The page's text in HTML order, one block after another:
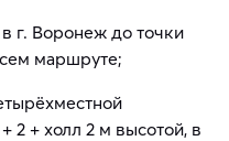
г. Воронеж до точки
маршруте;
2 + холл 2 м высотой, в